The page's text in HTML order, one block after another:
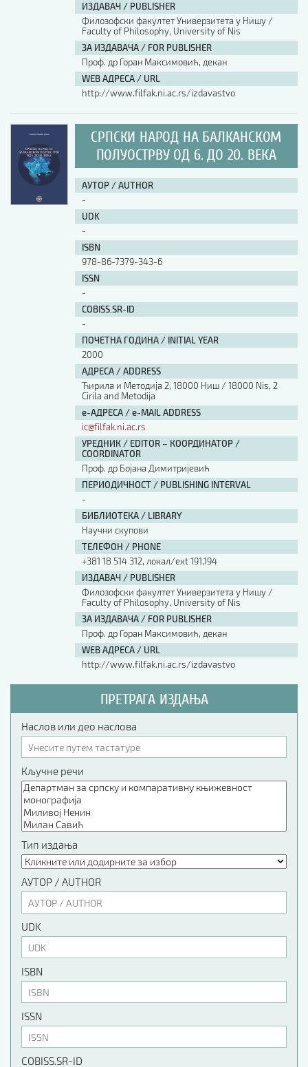
ИЗДАВАЧ / PUBLISHER
Филозофски факултет Универзитета у Нишу /
Faculty of Philosophy, University of Nis
ЗА ИЗДАВАЧА / FOR PUBLISHER
Проф. др Горан Максимовић, декан
WEB АДРЕСА / URL
http://www.filfak.ni.ac.rs/izdavastvo
СРПСКИ НАРОД НА БАЛКАНСКОМ
ПОЛУОСТРВУ ОД 6. ДО 20. ВЕКА
АУТОР / AUTHOR
-
UDK
-
ISBN
978-86-7379-343-6
ISSN
-
COBISS.SR-ID
-
ПОЧЕТНА ГОДИНА / INITIAL YEAR
2000
АДРЕСА / ADDRESS
Ћирила и Методија 2, 18000 Ниш / 18000 Nis, 2
Cirila and Metodija
е-АДРЕСА / e-MAIL ADDRESS
ic@filfak.ni.ac.rs
УРЕДНИК / EDITOR – КООРДИНАТОР /
COORDINATOR
Проф. др Бојана Димитријевић
ПЕРИОДИЧНОСТ / PUBLISHING INTERVAL
-
БИБЛИОТЕКА / LIBRARY
Научни скупови
ТЕЛЕФОН / PHONE
+381 18 514 312, локал/ext 191,194
ИЗДАВАЧ / PUBLISHER
Филозофски факултет Универзитета у Нишу /
Faculty of Philosophy, University of Nis
ЗА ИЗДАВАЧА / FOR PUBLISHER
Проф. др Горан Максимовић, декан
WEB АДРЕСА / URL
http://www.filfak.ni.ac.rs/izdavastvo
ПРЕТРАГА ИЗДАЊА
Наслов или део наслова
Кључне речи
Тип издања
АУТОР / AUTHOR
UDK
ISBN
ISSN
COBISS.SR-ID